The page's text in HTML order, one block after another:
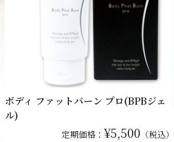
ボディ ファットバーン プロ(BPBジェ
ル)
定期価格： ¥5,500 （税込）